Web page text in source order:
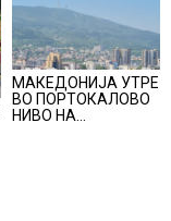
МАКЕДОНИЈА УТРЕ
ВО ПОРТОКАЛОВО
НИВО НА